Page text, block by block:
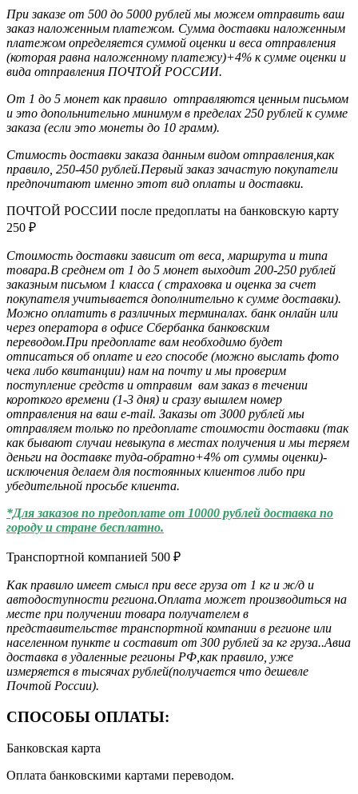
При заказе от 500 до 5000 рублей мы можем отправить ваш
заказ наложенным платежом. Сумма доставки наложенным
платежом определяется суммой оценки и веса отправления
(которая равна наложенному платежу)+4% к сумме оценки и
вида отправления ПОЧТОЙ РОССИИ.
От 1 до 5 монет как правило отправляются ценным письмом
и это допольнительно минимум в пределах 250 рублей к сумме
заказа (если это монеты до 10 грамм).
Стимость доставки заказа данным видом отправления,как
правило, 250-450 рублей.Первый заказ зачастую покупатели
предпочитают именно этот вид оплаты и доставки.
ПОЧТОЙ РОССИИ после предоплаты на банковскую карту
250 ₽
Стоимость доставки зависит от веса, маршрута и типа
товара.В среднем от 1 до 5 монет выходит 200-250 рублей
заказным письмом 1 класса ( страховка и оценка за счет
покупателя учитывается дополнительно к сумме доставки).
Можно оплатить в различных терминалах. банк онлайн или
через оператора в офисе Сбербанка банковским
переводом.При предоплате вам необходимо будет
отписаться об оплате и его способе (можно выслать фото
чека либо квитанции) нам на почту и мы проверим
поступление средств и отправим вам заказ в течении
короткого времени (1-3 дня) и сразу вышлем номер
отправления на ваш e-mail. Заказы от 3000 рублей мы
отправляем только по предоплате стоимости доставки (так
как бывают случаи невыкупа в местах получения и мы теряем
деньги на доставке туда-обратно+4% от суммы оценки)-
исключения делаем для постоянных клиентов либо при
убедительной просьбе клиента.
*Для заказов по предоплате от 10000 рублей доставка по
городу и стране бесплатно.
Транспортной компанией 500 ₽
Как правило имеет смысл при весе груза от 1 кг и ж/д и
автодоступности региона.Оплата может производиться на
месте при получении товара получателем в
представительстве транспортной компании в регионе или
населенном пункте и составит от 300 рублей за кг груза..Авиа
доставка в удаленные регионы РФ,как правило, уже
измеряется в тысячах рублей(получается что дешевле
Почтой России).
СПОСОБЫ ОПЛАТЫ:
Банковская карта
Оплата банковскими картами переводом.